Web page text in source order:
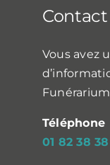
Contact
Vous avez
Téléphone
01 82 38